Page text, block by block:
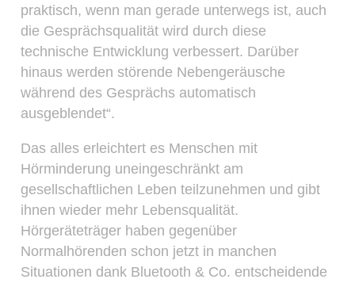
praktisch, wenn man gerade unterwegs ist, auch
die Gesprächsqualität wird durch diese
technische Entwicklung verbessert. Darüber
hinaus werden störende Nebengeräusche
während des Gesprächs automatisch
ausgeblendet“.
Das alles erleichtert es Menschen mit
Hörminderung uneingeschränkt am
gesellschaftlichen Leben teilzunehmen und gibt
ihnen wieder mehr Lebensqualität.
Hörgeräteträger haben gegenüber
Normalhörenden schon jetzt in manchen
Situationen dank Bluetooth & Co. entscheidende